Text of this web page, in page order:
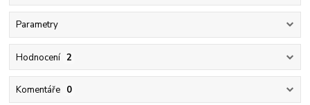
Parametry
Hodnocení 2
Komentáře 0